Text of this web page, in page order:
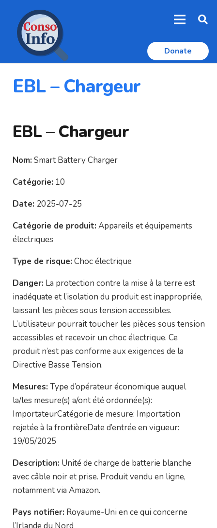
Donate
EBL – Chargeur
EBL – Chargeur
Nom: Smart Battery Charger
Catégorie: 10
Date: 2025-07-25
Catégorie de produit: Appareils et équipements
électriques
Type de risque: Choc électrique
Danger: La protection contre la mise à la terre est
inadéquate et l’isolation du produit est inappropriée,
laissant les pièces sous tension accessibles.
L’utilisateur pourrait toucher les pièces sous tension
accessibles et recevoir un choc électrique. Ce
produit n’est pas conforme aux exigences de la
Directive Basse Tension.
Mesures: Type d’opérateur économique auquel
la/les mesure(s) a/ont été ordonnée(s):
ImportateurCatégorie de mesure: Importation
rejetée à la frontièreDate d’entrée en vigueur:
19/05/2025
Description: Unité de charge de batterie blanche
avec câble noir et prise. Produit vendu en ligne,
notamment via Amazon.
Pays notifier: Royaume-Uni en ce qui concerne